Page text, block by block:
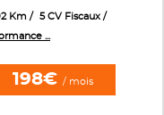
Km
5 CV Fiscaux
...
198€ / mois